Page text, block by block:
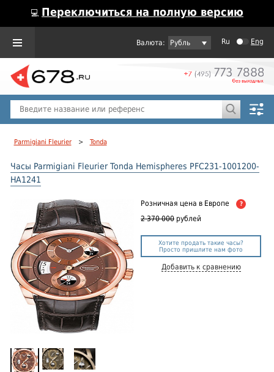
💻 Переключиться на полную версию
Рубль Ru Eng
Parmigiani Fleurier > Tonda
Часы Parmigiani Fleurier Tonda Hemispheres PFC231-1001200-
HA1241
Розничная цена в Европе ?
2 370 000 рублей
Хотите продать такие часы?
Просто пришлите нам фото
Добавить к сравнению